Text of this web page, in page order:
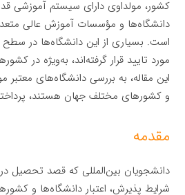
کشور، مولداوی دارای سیستم آموزشی
دانشگاه‌ها و مؤسسات آموزش عالی
است. بسیاری از این دانشگاه‌ها در
مورد تایید قرار گرفته‌اند، به‌ویژه در
این مقاله، به بررسی دانشگاه‌های معتبر
و کشورهای مختلف جهان هستند،
مقدمه
دانشجویان بین‌المللی که قصد تحصیل در
شرایط پذیرش، اعتبار دانشگاه‌ها و